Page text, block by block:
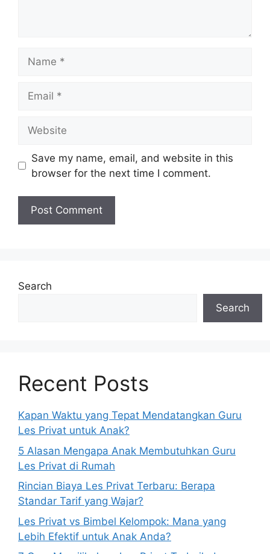
Save my name, email, and website in this
browser for the next time I comment.
Search
Search
Recent Posts
Kapan Waktu yang Tepat Mendatangkan Guru
Les Privat untuk Anak?
5 Alasan Mengapa Anak Membutuhkan Guru
Les Privat di Rumah
Rincian Biaya Les Privat Terbaru: Berapa
Standar Tarif yang Wajar?
Les Privat vs Bimbel Kelompok: Mana yang
Lebih Efektif untuk Anak Anda?